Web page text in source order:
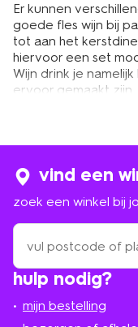
Er kunnen
goede fles wijn bij
tot aan het
hiervoor een set
Wijn drink je
ervoor gemaakt
wijnglazen in het
of drink je liever uit
wijnglazen zijn
dus gewoon in de
zijn dat ze breken.
HEMA niet alleen
van witte tot
Zijn er onverhoopt
hulp nodig?
mijn bestelling
vind een
zoek een winkel bij
zoek
een
winkel
bij
in